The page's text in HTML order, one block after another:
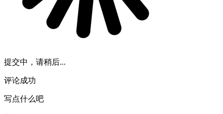
提交中，请稍后...
评论成功
写点什么吧